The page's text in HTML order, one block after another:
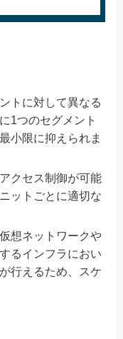
トに対して異なる
1つのセグメント
小限に抑えられま
クセス制御が可能
ットごとに適切な
仮想ネットワークや
るインフラにおい
行えるため、スケ